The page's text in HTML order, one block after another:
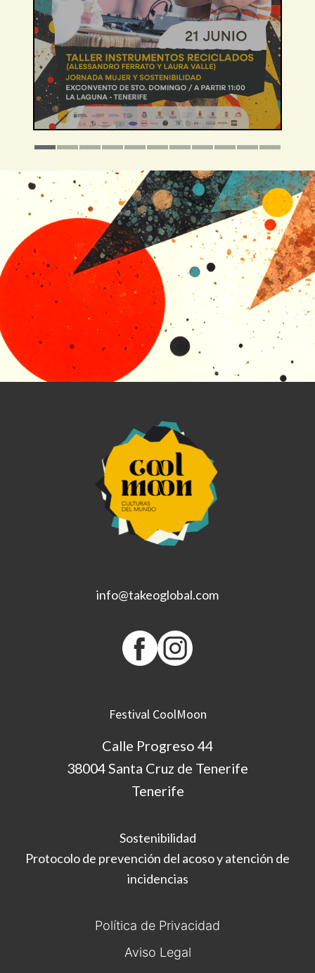
info@takeoglobal.com
Festival CoolMoon
Calle Progreso 44
38004 Santa Cruz de Tenerife
Tenerife
Sostenibilidad
Protocolo de prevención del acoso y atención de
incidencias
Política de Privacidad
Aviso Legal